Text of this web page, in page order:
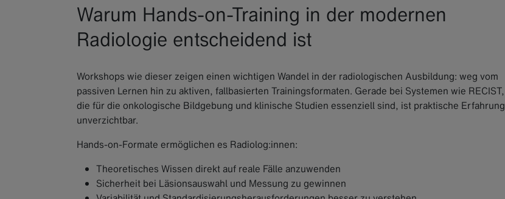
Warum Hands-on-Training in der modernen
Radiologie entscheidend ist
Workshops wie dieser zeigen einen wichtigen Wandel in der radiologischen Ausbildung: weg vom
passiven Lernen hin zu aktiven, fallbasierten Trainingsformaten. Gerade bei Systemen wie RECIST,
die für die onkologische Bildgebung und klinische Studien essenziell sind, ist praktische Erfahrung
unverzichtbar.
Hands-on-Formate ermöglichen es Radiolog:innen:
Theoretisches Wissen direkt auf reale Fälle anzuwenden
Sicherheit bei Läsionsauswahl und Messung zu gewinnen